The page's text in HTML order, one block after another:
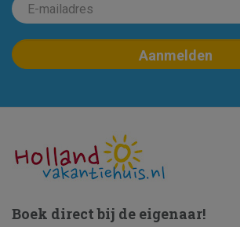
Boek direct bij de eigenaar!